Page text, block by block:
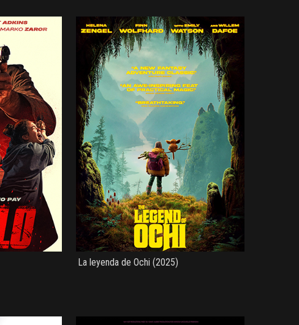
La leyenda de Ochi (2025)